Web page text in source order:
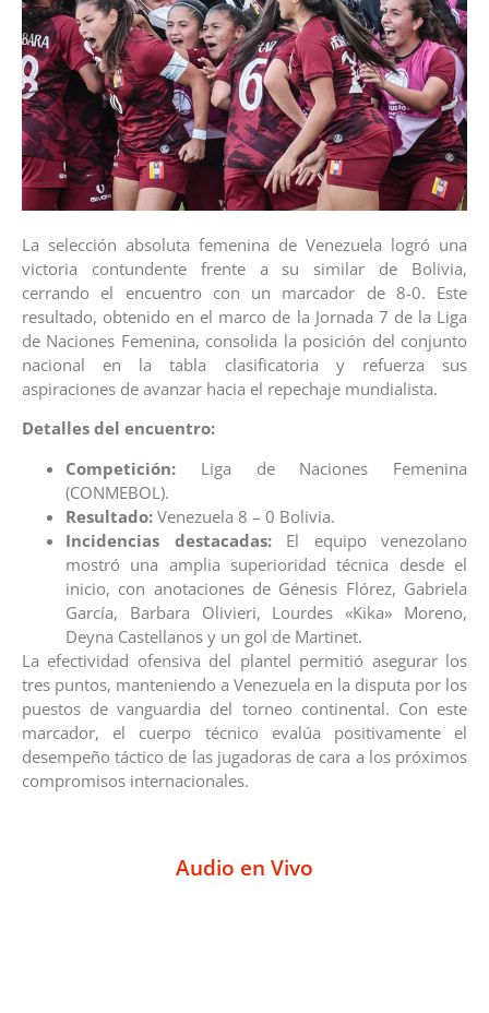
La selección absoluta femenina de Venezuela logró una
victoria contundente frente a su similar de Bolivia,
cerrando el encuentro con un marcador de 8-0. Este
resultado, obtenido en el marco de la Jornada 7 de la Liga
de Naciones Femenina, consolida la posición del conjunto
nacional en la tabla clasificatoria y refuerza sus
aspiraciones de avanzar hacia el repechaje mundialista.
Detalles del encuentro:
Competición: Liga de Naciones Femenina
(CONMEBOL).
Resultado: Venezuela 8 – 0 Bolivia.
Incidencias destacadas:El equipo venezolano
mostró una amplia superioridad técnica desde el
inicio, con anotaciones de Génesis Flórez, Gabriela
García, Barbara Olivieri, Lourdes «Kika» Moreno,
Deyna Castellanos y un gol de Martinet.
La efectividad ofensiva del plantel permitió asegurar los
tres puntos, manteniendo a Venezuela en la disputa por los
puestos de vanguardia del torneo continental. Con este
marcador, el cuerpo técnico evalúa positivamente el
desempeño táctico de las jugadoras de cara a los próximos
compromisos internacionales.
Audio en Vivo